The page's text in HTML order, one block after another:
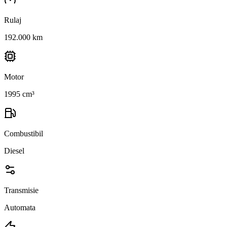
Rulaj
192.000 km
Motor
1995 cm³
Combustibil
Diesel
Transmisie
Automata